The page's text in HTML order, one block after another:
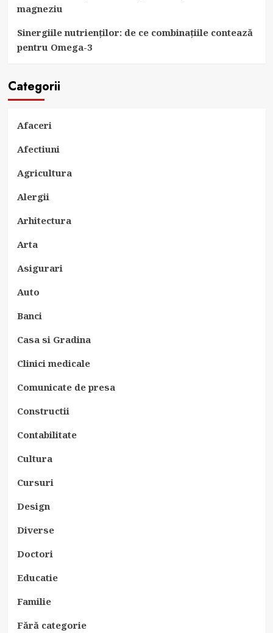
magneziu
Sinergiile nutrienților: de ce combinațiile contează
pentru Omega-3
Categorii
Afaceri
Afectiuni
Agricultura
Alergii
Arhitectura
Arta
Asigurari
Auto
Banci
Casa si Gradina
Clinici medicale
Comunicate de presa
Constructii
Contabilitate
Cultura
Cursuri
Design
Diverse
Doctori
Educatie
Familie
Fără categorie